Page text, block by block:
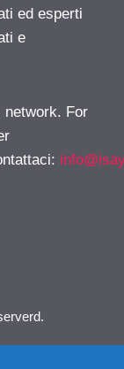
ed esperti
e
network. For
: